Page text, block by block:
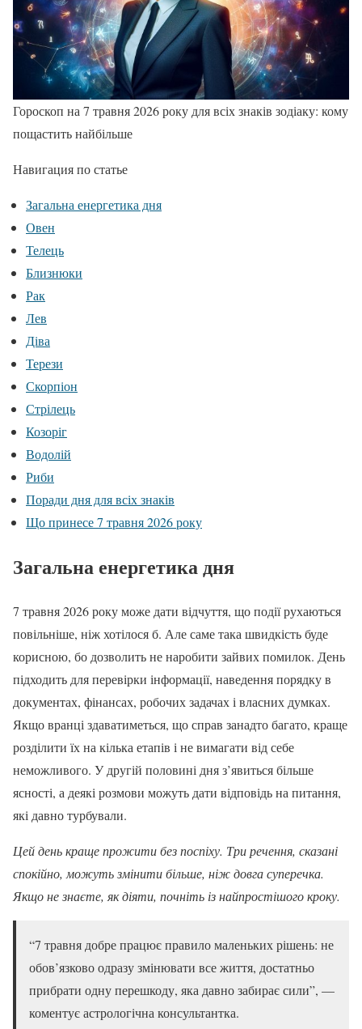
Гороскоп на 7 травня 2026 року для всіх знаків зодіаку: кому
пощастить найбільше
Навигация по статье
Загальна енергетика дня
Овен
Телець
Близнюки
Рак
Лев
Діва
Терези
Скорпіон
Стрілець
Козоріг
Водолій
Риби
Поради дня для всіх знаків
Що принесе 7 травня 2026 року
Загальна енергетика дня
7 травня 2026 року може дати відчуття, що події рухаються
повільніше, ніж хотілося б. Але саме така швидкість буде
корисною, бо дозволить не наробити зайвих помилок. День
підходить для перевірки інформації, наведення порядку в
документах, фінансах, робочих задачах і власних думках.
Якщо вранці здаватиметься, що справ занадто багато, краще
розділити їх на кілька етапів і не вимагати від себе
неможливого. У другій половині дня з’явиться більше
ясності, а деякі розмови можуть дати відповідь на питання,
які давно турбували.
Цей день краще прожити без поспіху. Три речення, сказані
спокійно, можуть змінити більше, ніж довга суперечка.
Якщо не знаєте, як діяти, почніть із найпростішого кроку.
“7 травня добре працює правило маленьких рішень: не
обов’язково одразу змінювати все життя, достатньо
прибрати одну перешкоду, яка давно забирає сили”, —
коментує астрологічна консультантка.